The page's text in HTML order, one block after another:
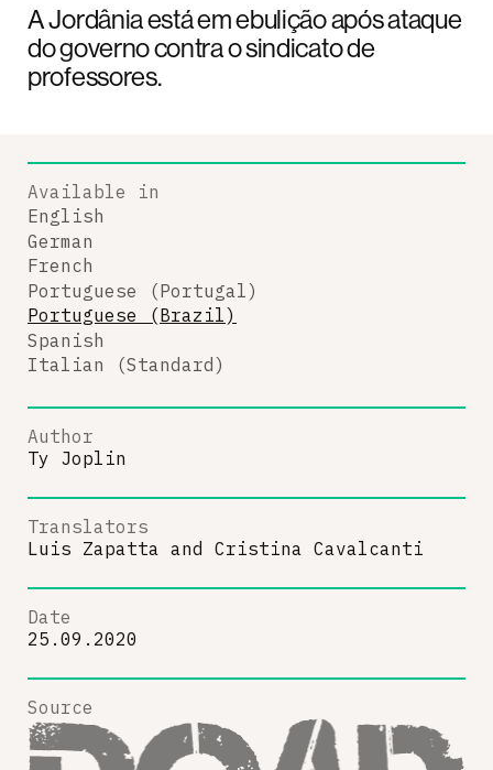
A Jordânia está em ebulição após ataque
do governo contra o sindicato de
professores.
Available in
English
German
French
Portuguese (Portugal)
Portuguese (Brazil)
Spanish
Italian (Standard)
Author
Ty Joplin
Translators
Luis Zapatta and Cristina Cavalcanti
Date
25.09.2020
Source